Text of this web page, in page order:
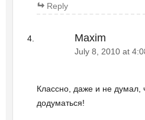
Reply
Maxim
July 8, 2010 at
Классно, даже и не думал,
додуматься!